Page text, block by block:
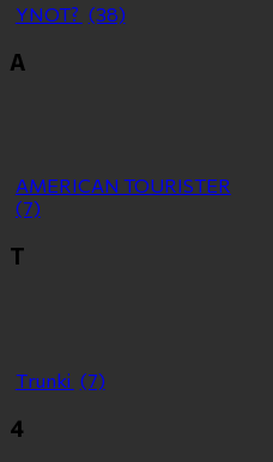
YNOT? (38)
Α
ΑMERICAN TOURISTER
(7)
Τ
Τrunki (7)
4